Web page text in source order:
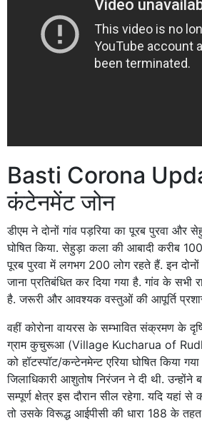
Basti Corona
कंटेनमेंट जोन
डीएम ने दोनों गांव पड़रिया का पूरब पुरवा
घोषित किया. सेहुड़ा कला की आबादी करीब
पूरब पुरवा में लगभग 200 लोग रहते हैं. इन
जाना प्रतिबंधित कर दिया गया है. गांव के सभी
है. जरूरी और आवश्यक वस्तुओं की आपूर्ति
वहीं कोरोना वायरस के सम्भावित संक्रमण के
ग्राम कुचुरूआ (Village Kucharua of
को हॉटस्पॉट/कन्टेनमेन्ट एरिया घोषित किया
जिलाधिकारी आशुतोष निरंजन ने दी थी. उन्होंने
सम्पूर्ण क्षेत्र इस दौरान सील रहेगा. यदि यहां से
तो उसके विरूद्ध आईपीसी की धारा 188 के तहत